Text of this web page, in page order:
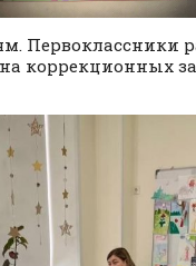
коррекционных